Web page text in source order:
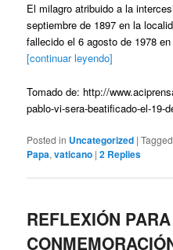
El milagro atribuido a la
septiembre de 1897 en la
fallecido el 6 agosto de 1978
[continuar leyendo]
Tomado de: http://
pablo-vi-sera-beatificado-el-19-
Posted in Uncategorized |Tagged
Papa,vaticano |2 Replies
REFLEXIÓN